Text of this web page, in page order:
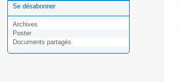
Se désabonner
Archives
Poster
Documents partagés